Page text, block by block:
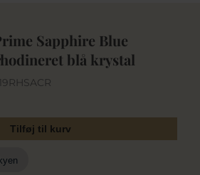
Sapphire Blue
blå krystal
Tilføj til kurv